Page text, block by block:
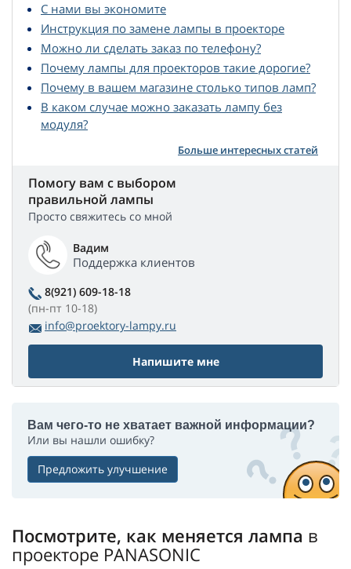
С нами вы экономите
Инструкция по замене лампы в проекторе
Можно ли сделать заказ по телефону?
Почему лампы для проекторов такие дорогие?
Почему в вашем магазине столько типов ламп?
В каком случае можно заказать лампу без
модуля?
Больше интересных статей
Помогу вам с выбором
правильной лампы
Просто свяжитесь со мной
Вадим
Поддержка клиентов
8(921) 609-18-18
(пн-пт 10-18)
info@proektory-lampy.ru
Напишите мне
Вам чего-то не хватает важной информации?
Или вы нашли ошибку?
Предложить улучшение
Посмотрите, как меняется лампа в
проекторе PANASONIC